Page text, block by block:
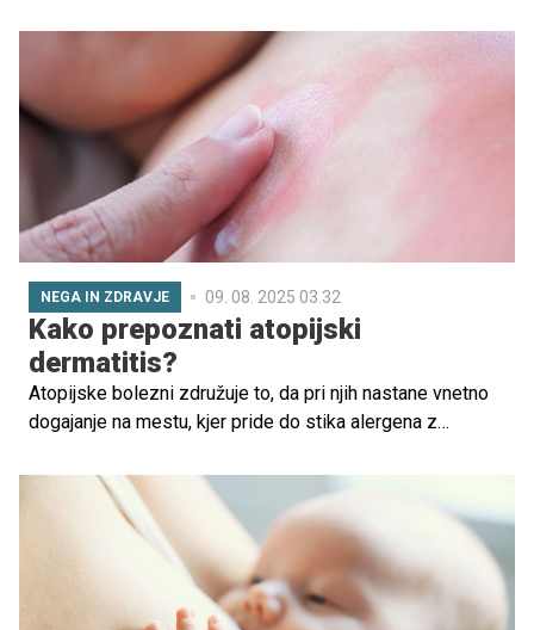
pa nekatere bodoče mamice opazijo tudi nepričakovano
spremembo – večji nos.
NEGA IN ZDRAVJE 09. 08. 2025 03.32
Kako prepoznati atopijski
dermatitis?
Atopijske bolezni združuje to, da pri njih nastane vnetno
dogajanje na mestu, kjer pride do stika alergena z
odgovora telesa, ki se kaže v obliki alergijskih bolezni.
Atopijski dermatitis je kronična srbeča vnetna kožna
bolezen, ki se pojavlja v vseh starostnih obdobjih, pri
dojenčkih, majhnih otrocih, mladostnikih in tudi odraslih.
Ima jo od 15 do 20 odstotkov ljudi v razvitem svetu.